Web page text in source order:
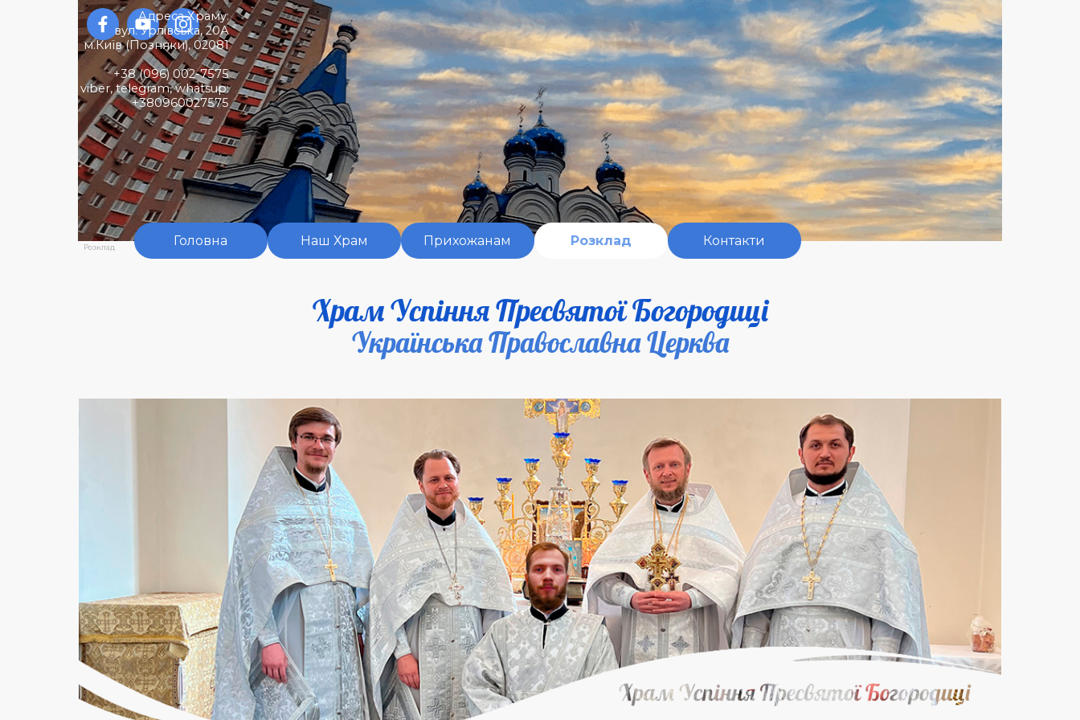
Перейти до контакту
Адреса Храму:
вул. Урлівська, 20А
м.Київ (Позняки),02081
+38 (096) 002-7575
viber, telegram, whatsup:
+380960027575
Пропустити меню
Головна Наш Храм ▼
Прихожанам ▼
Розклад ▼
Контакти
Розклад
Храм Успіння Пресвятої Богородиці
Українська Православна Церква